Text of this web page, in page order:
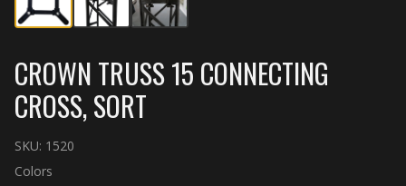
CROWN TRUSS 15 CONNECTING
CROSS, SORT
SKU: 1520
Colors